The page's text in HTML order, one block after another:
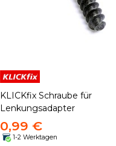
KLICKfix Schraube für
Lenkungsadapter
0,99 €
1-2 Werktagen